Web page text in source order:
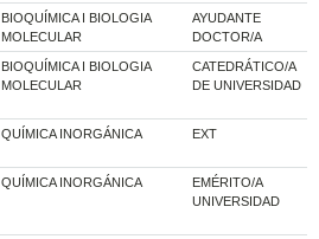
BIOQUÍMICA I BIOLOGIA
MOLECULAR
AYUDANTE
DOCTOR/A
BIOQUÍMICA I BIOLOGIA
MOLECULAR
CATEDRÁTICO/A
DE UNIVERSIDAD
QUÍMICA INORGÁNICA EXT
QUÍMICA INORGÁNICA
EMÉRITO/A
UNIVERSIDAD